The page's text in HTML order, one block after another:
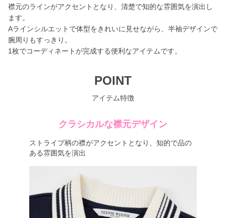
襟元のラインがアクセントとなり、清楚で知的な雰囲気を演出し
ます。
Aラインシルエットで体型をきれいに見せながら、半袖デザインで
腕周りもすっきり。
1枚でコーディネートが完成する便利なアイテムです。
POINT
アイテム特徴
クラシカルな襟元デザイン
ストライプ柄の襟がアクセントとなり、知的で品の
ある雰囲気を演出